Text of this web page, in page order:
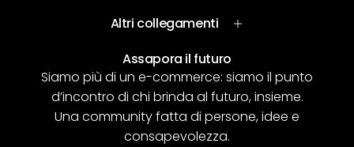
Altri collegamenti
Assapora il futuro
Siamo più di un e-commerce: siamo il punto
d’incontro di chi brinda al futuro, insieme.
Una community fatta di persone, idee e
consapevolezza.